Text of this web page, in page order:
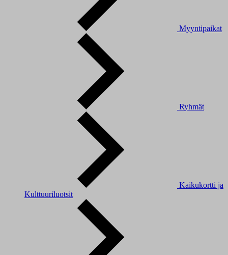
Myyntipaikat
Ryhmät
Kaikukortti ja
Kulttuuriluotsit